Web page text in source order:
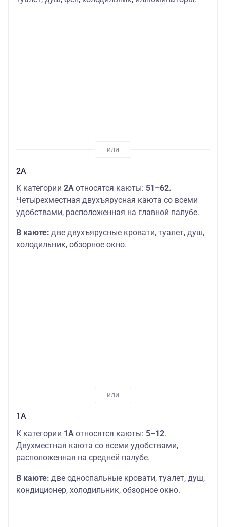
2А
К категории 2А относятся каюты: 51–62.
Четырехместная двухъярусная каюта со всеми
удобствами, расположенная на главной палубе.
В каюте: две двухъярусные кровати, туалет, душ,
холодильник, обзорное окно.
1А
К категории 1А относятся каюты: 5–12.
Двухместная каюта со всеми удобствами,
расположенная на средней палубе.
В каюте: две односпальные кровати, туалет, душ,
кондиционер, холодильник, обзорное окно.